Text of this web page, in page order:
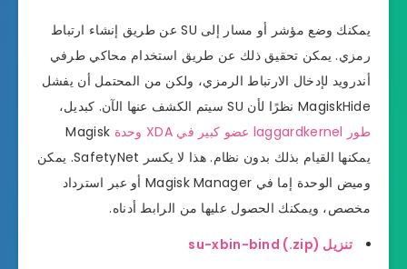
يمكنك وضع مؤشر أو مسار إلى SU عن طريق إنشاء ارتباط
رمزي. يمكن تحقيق ذلك عن طريق استخدام محاكي طرفي
أندرويد لإدخال الارتباط الرمزي، ولكن من المحتمل أن يفشل
MagiskHide نظرًا لأن SU سيتم الكشف عنها الآن. كبديل،
طور laggardkernel عضو كبير في XDA وحدة
Magisk
يمكنها القيام بذلك بدون نظام. هذا لا يكسر SafetyNet. يمكن
وميض الوحدة إما في Magisk Manager أو عبر استرداد
مخصص، ويمكنك الحصول عليها من الرابط أدناه.
تنزيل su-xbin-bind (.zip)